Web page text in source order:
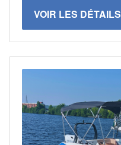
VOIR LES DÉTAILS